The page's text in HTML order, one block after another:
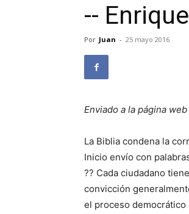
--
Por Juan - 25 mayo 2016
Enviado a la página
La Biblia condena la
Inicio envío con
?? Cada ciudadano
convicción
el proceso democrático